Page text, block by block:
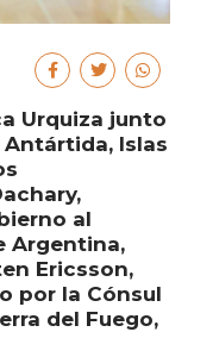
Urquiza junto
Islas
al
Argentina,
Ericsson,
por la Cónsul
del Fuego,